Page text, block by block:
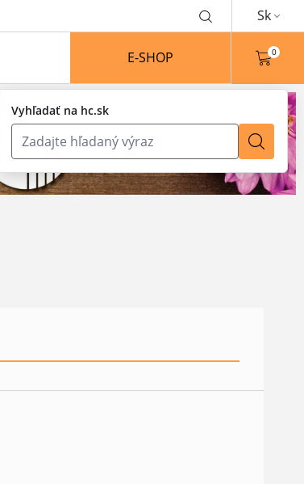
Vyhľadať na hc.sk
Sk
E-SHOP 0